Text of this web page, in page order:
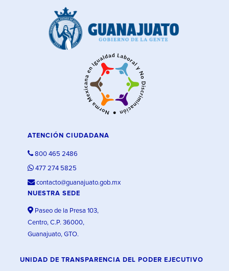
ATENCIÓN CIUDADANA
800 465 2486
477 274 5825
contacto@guanajuato.gob.mx
NUESTRA SEDE
Paseo de la Presa 103,
Centro, C.P. 36000,
Guanajuato, GTO.
UNIDAD DE TRANSPARENCIA DEL PODER EJECUTIVO